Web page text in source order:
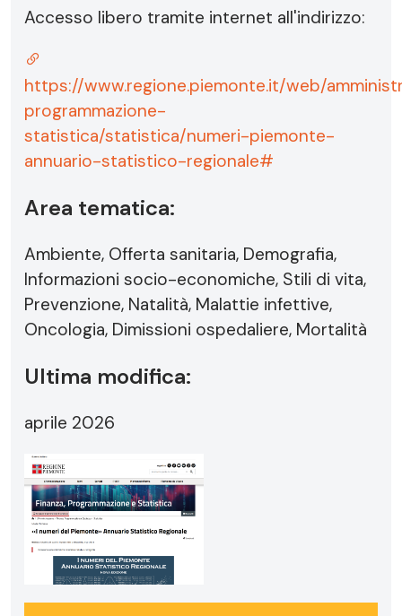
Accesso libero tramite internet all'indirizzo:
https://www.regione.piemonte.it/web/
programmazione-
statistica/statistica/numeri-piemonte-
annuario-statistico-regionale#
Area tematica:
Ambiente, Offerta sanitaria, Demografia,
Informazioni socio-economiche, Stili di vita,
Prevenzione, Natalità, Malattie infettive,
Oncologia, Dimissioni ospedaliere, Mortalità
Ultima modifica:
aprile 2026